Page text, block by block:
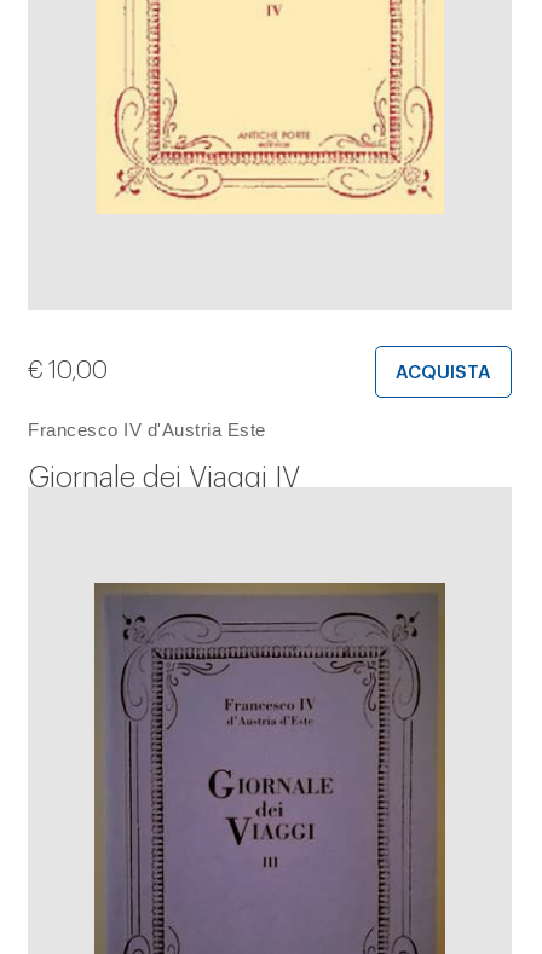
Francesco IV d'Austria Este
Giornale dei Viaggi IV
€ 10,00 ACQUISTA